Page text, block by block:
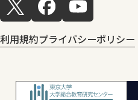
利用規約プライバシーポリシー